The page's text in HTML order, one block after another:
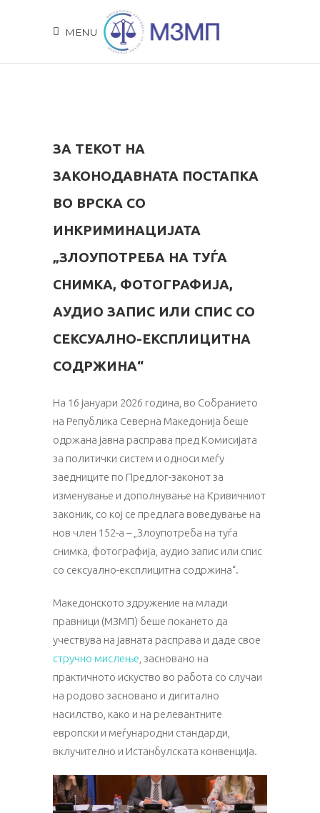
MENU
ЗА ТЕКОТ НА
ЗАКОНОДАВНАТА ПОСТАПКА
ВО ВРСКА СО
ИНКРИМИНАЦИЈАТА
„ЗЛОУПОТРЕБА НА ТУЃА
СНИМКА, ФОТОГРАФИЈА,
АУДИО ЗАПИС ИЛИ СПИС СО
СЕКСУАЛНО-ЕКСПЛИЦИТНА
СОДРЖИНА“
На 16 јануари 2026 година, во Собранието
на Република Северна Македонија беше
одржана јавна расправа пред Комисијата
за политички систем и односи меѓу
заедниците по Предлог-законот за
изменување и дополнување на Кривичниот
законик, со кој се предлага воведување на
нов член 152-а – „Злоупотреба на туѓа
снимка, фотографија, аудио запис или спис
со сексуално-експлицитна содржина“.
Македонското здружение на млади
правници (МЗМП) беше покането да
учествува на јавната расправа и даде свое
стручно мислење , засновано на
практичното искуство во работа со случаи
на родово засновано и дигитално
насилство, како и на релевантните
европски и меѓународни стандарди,
вклучително и Истанбулската конвенција.